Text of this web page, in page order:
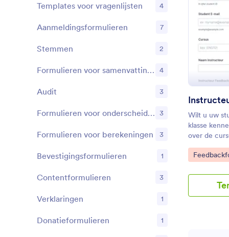
Wilt u uw
klasse
over de
instructeur
cursus, de
feedback
of de
Go to
Templates voor vragenlijsten 4
Aanmeldingsformulieren 7
Stemmen 2
Formulieren voor samenvattingen 4
Audit 3
Formulieren voor onderscheidingen 3
Formulieren voor berekeningen 3
Bevestigingsformulieren 1
Contentformulieren 3
Verklaringen 1
Donatieformulieren 1